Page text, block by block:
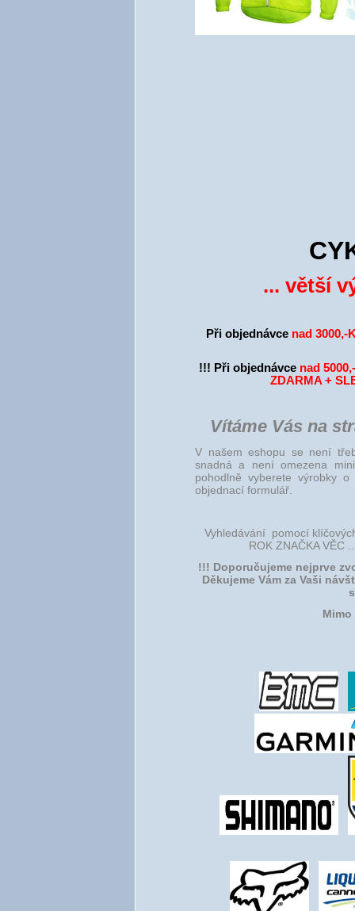
... větší
Při objednávce nad 3000,-
!!! Při objednávce nad
ZDARMA +
Vítáme Vás na
V našem eshopu se není
snadná a není omezena
pohodlně vyberete výrobky
objednací formulář.
Vyhledávání pomocí
ROK ZNAČKA VĚC
!!! Doporučujeme nejprve
Děkujeme Vám za Vaši